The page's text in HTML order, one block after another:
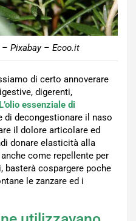
Pixabay – Ecoo.it
di certo annoverare
digerenti,
L’olio essenziale di
di decongestionare il naso
il dolore articolare ed
donare elasticità alla
come repellente per
cospargere poche
le zanzare ed i